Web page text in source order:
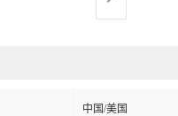
中国/美国